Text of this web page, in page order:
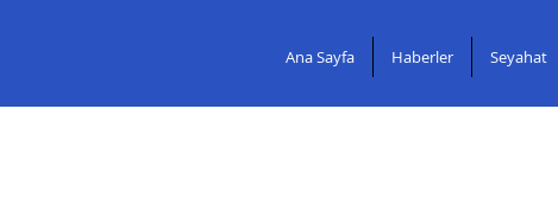
Ana Sayfa Haberler Seyahat